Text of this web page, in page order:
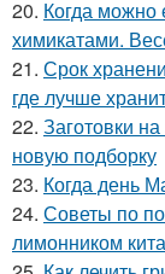
20. Когда можно
химикатами.
21. Срок
где лучше
22. Заготовки
новую подборку
23. Когда день
24. Советы по
лимонником